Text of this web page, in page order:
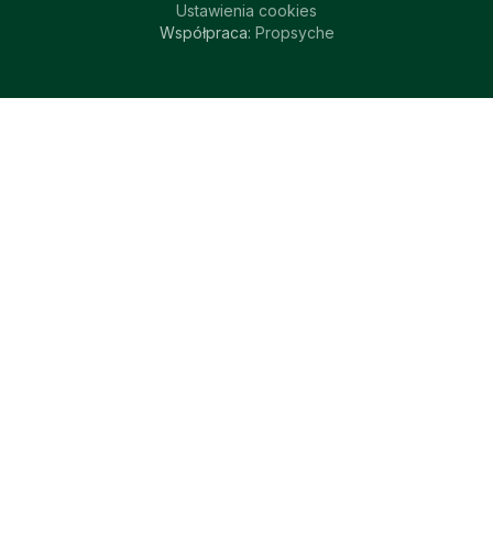
Ustawienia cookies
Współpraca: Propsyche